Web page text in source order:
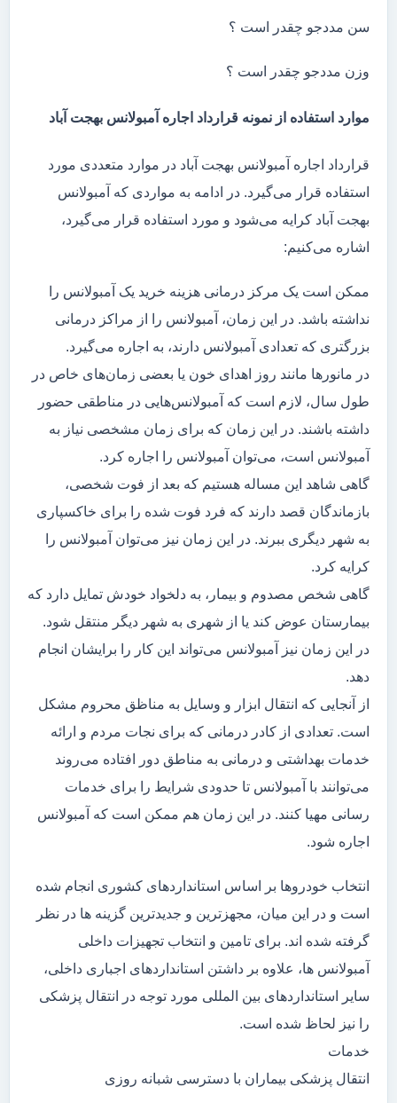
سن مددجو چقدر است ؟
وزن مددجو چقدر است ؟
موارد استفاده از نمونه قرارداد اجاره آمبولانس بهجت آباد
قرارداد اجاره آمبولانس بهجت آباد در موارد متعددی مورد
استفاده قرار می‌گیرد. در ادامه به مواردی که آمبولانس
بهجت آباد کرایه می‌شود و مورد استفاده قرار می‌گیرد،
اشاره می‌کنیم:
ممکن است یک مرکز درمانی هزینه خرید یک آمبولانس را
نداشته باشد. در این زمان، آمبولانس را از مراکز درمانی
بزرگتری که تعدادی آمبولانس دارند، به اجاره می‌گیرد.
در مانور‌ها مانند روز اهدای خون یا بعضی زمان‌های خاص در
طول سال، لازم است که آمبولانس‌هایی در مناطقی حضور
داشته باشند. در این زمان که برای زمان مشخصی نیاز به
آمبولانس است، می‌توان آمبولانس را اجاره کرد.
گاهی شاهد این مساله هستیم که بعد از فوت شخصی،
بازماندگان قصد دارند که فرد فوت شده را برای خاکسپاری
به شهر دیگری ببرند. در این زمان نیز می‌توان آمبولانس را
کرایه کرد.
گاهی شخص مصدوم و بیمار، به دلخواد خودش تمایل دارد که
بیمارستان عوض کند یا از شهری به شهر دیگر منتقل شود.
در این زمان نیز آمبولانس می‌تواند این کار را برایشان انجام
دهد.
از آنجایی که انتقال ابزار و وسایل به مناظق محروم مشکل
است. تعدادی از کادر درمانی که برای نجات مردم و ارائه
خدمات بهداشتی و درمانی به مناطق دور افتاده می‌روند
می‌توانند با آمبولانس تا حدودی شرایط را برای خدمات
رسانی مهیا کنند. در این زمان هم ممکن است که آمبولانس
اجاره شود.
انتخاب خودروها بر اساس استانداردهای کشوری انجام شده
است و در این میان، مجهزترین و جدیدترین گزینه ها در نظر
گرفته شده اند. برای تامین و انتخاب تجهیزات داخلی
آمبولانس ها، علاوه بر داشتن استانداردهای اجباری داخلی،
سایر استانداردهای بین المللی مورد توجه در انتقال پزشکی
را نیز لحاظ شده است.
خدمات
انتقال پزشکی بیماران با دسترسی شبانه روزی